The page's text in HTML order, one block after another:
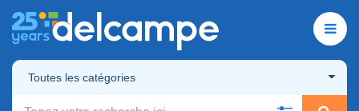
Toutes les catégories